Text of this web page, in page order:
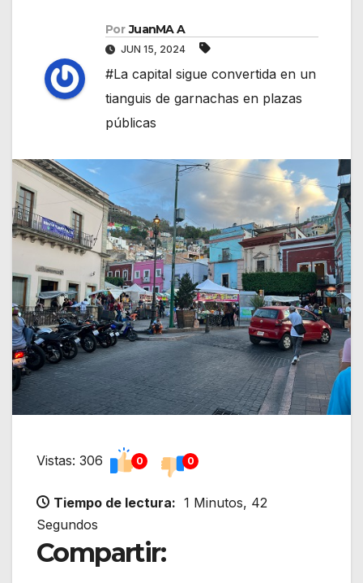
Por JuanMA A
JUN 15, 2024
#La capital sigue convertida en un
tianguis de garnachas en plazas
públicas
Vistas: 306 0 0
Tiempo de lectura: 1 Minutos, 42
Segundos
Compartir: